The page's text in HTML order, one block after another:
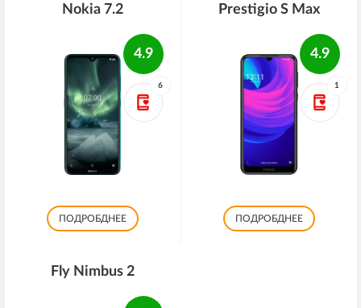
Nokia 7.2
4.9
6
ПОДРОБДНЕЕ
Prestigio S Max
4.9
1
ПОДРОБДНЕЕ
Fly Nimbus 2